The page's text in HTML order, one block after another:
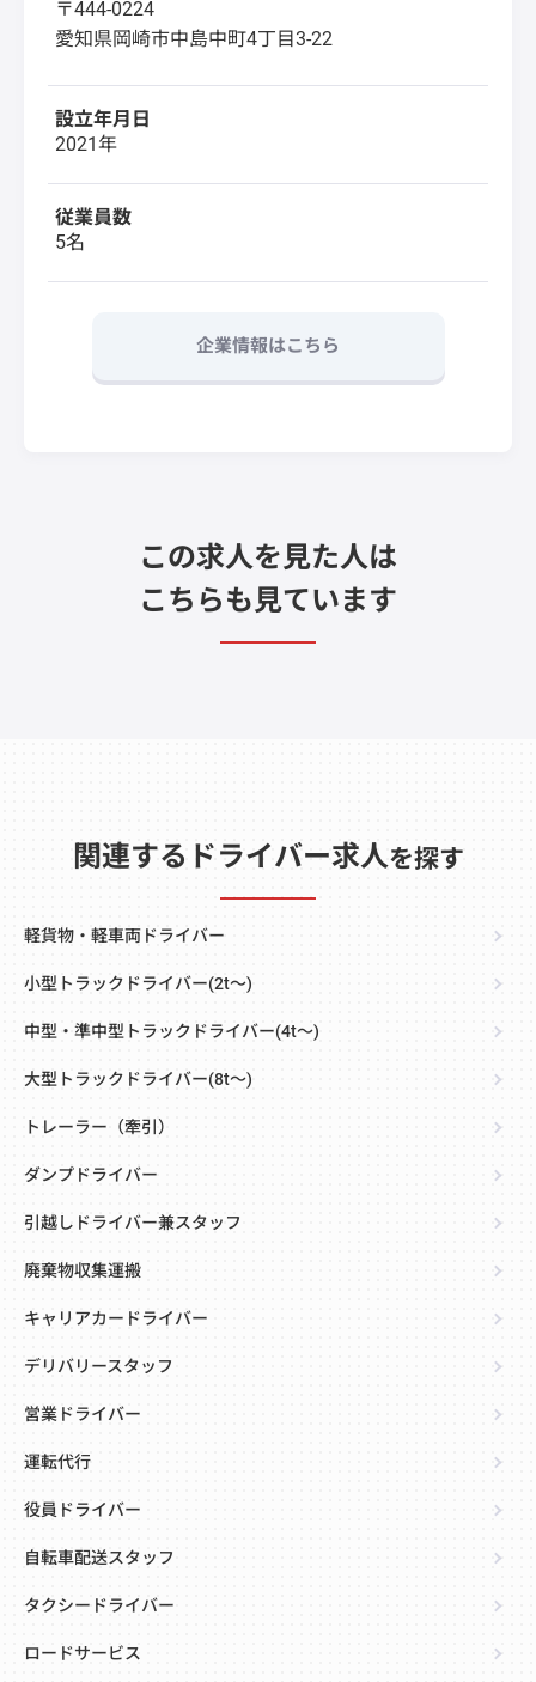
〒444-0224
愛知県岡崎市中島中町4丁目3-22
設立年月日
2021年
従業員数
5名
企業情報はこちら
この求人を見た人は
こちらも見ています
関連するドライバー求人を探す
軽貨物・軽車両ドライバー
小型トラックドライバー(2t～)
中型・準中型トラックドライバー(4t～)
大型トラックドライバー(8t～)
トレーラー（牽引）
ダンプドライバー
引越しドライバー兼スタッフ
廃棄物収集運搬
キャリアカードライバー
デリバリースタッフ
営業ドライバー
運転代行
役員ドライバー
自転車配送スタッフ
タクシードライバー
ロードサービス